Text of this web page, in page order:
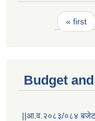
Pages« first
Budget
||आ.व.२०८३/०८४ बजेट